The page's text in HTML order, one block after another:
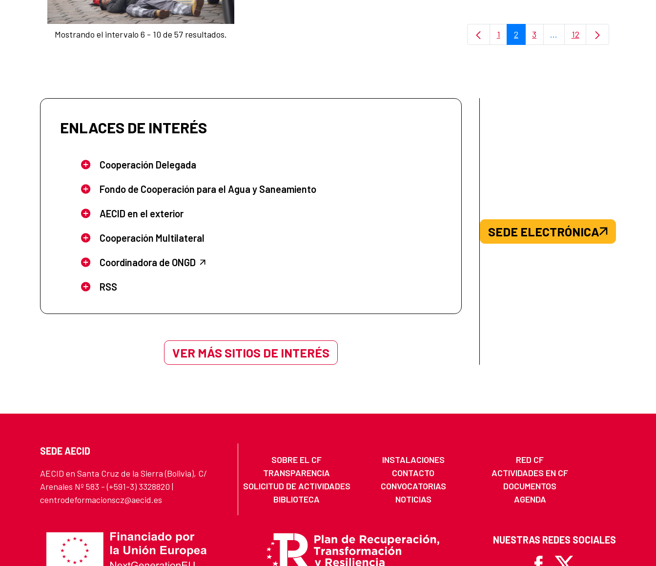
Mostrando el intervalo 6 - 10 de 57 resultados. Página
1 Página
2 Página
3 ...Páginas intermedias Use
Página
12
ENLACES DE INTERÉS
Cooperación Delegada
Fondo de Cooperación para el Agua y Saneamiento
AECID en el exterior
Cooperación Multilateral
Coordinadora de ONGD
RSS
VER MÁS SITIOS DE INTERÉS
SEDE ELECTRÓNICA
SEDE AECID
AECID en Santa Cruz de la Sierra (Bolivia), C/
Arenales Nº 583 - (+591-3) 3328820 |
centrodeformacionscz@aecid.es
SOBRE EL CF INSTALACIONES
RED CF
TRANSPARENCIA
CONTACTO
ACTIVIDADES EN CF
SOLICITUD DE ACTIVIDADES
CONVOCATORIAS
DOCUMENTOS
BIBLIOTECA
NOTICIAS AGENDA
NUESTRAS REDES SOCIALES
Facebook
X